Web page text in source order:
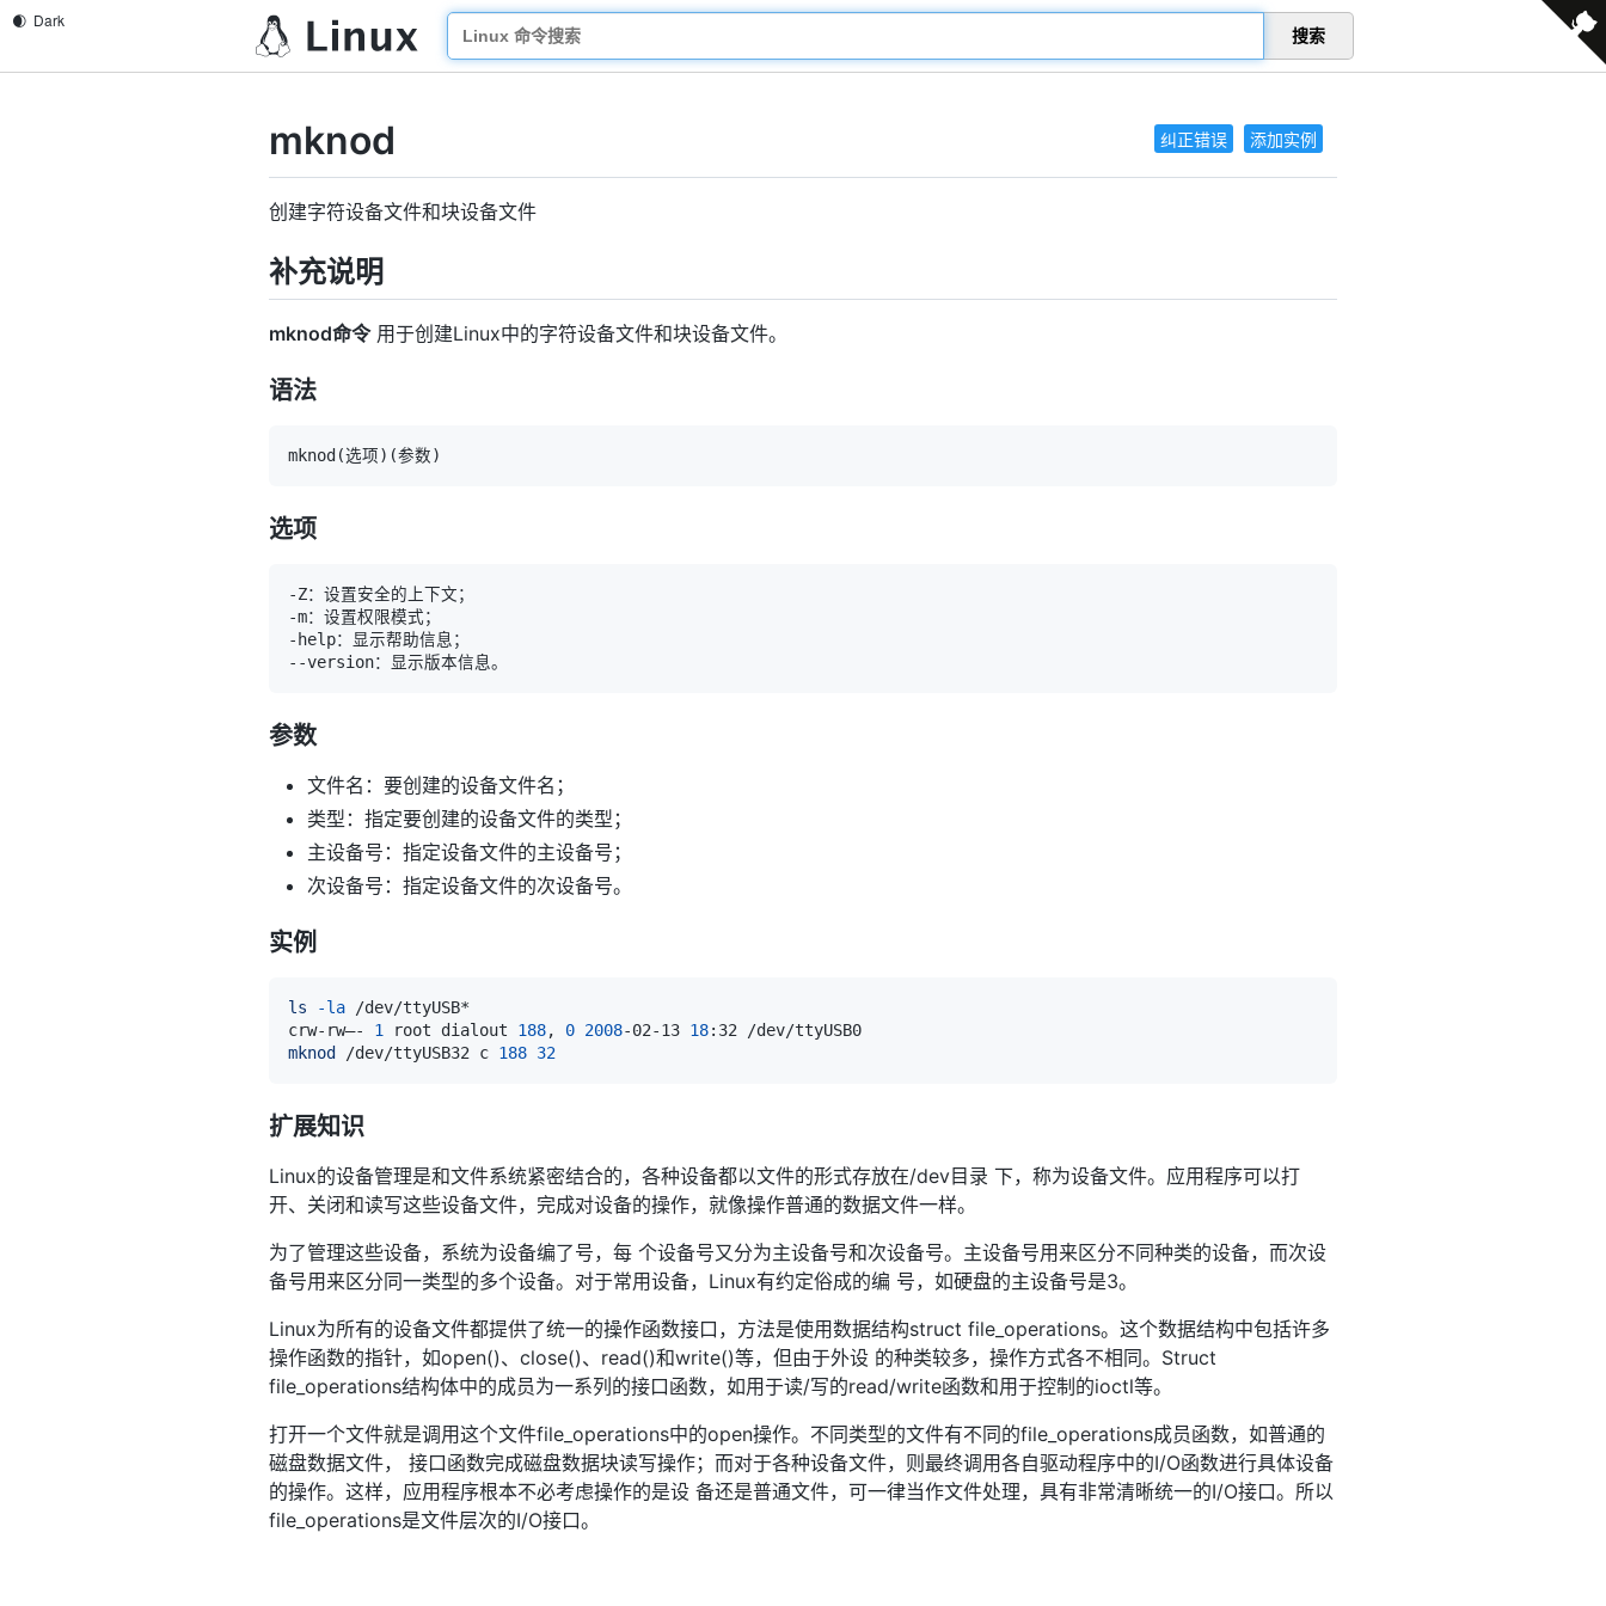
搜索
纠正错误 添加实例
mknod
创建字符设备文件和块设备文件
补充说明
mknod命令用于创建Linux中的字符设备文件和块设备文件。
语法
mknod (选项) (参数)
选项
参数
文件名：要创建的设备文件名；
类型：指定要创建的设备文件的类型；
主设备号：指定设备文件的主设备号；
次设备号：指定设备文件的次设备号。
实例
ls -la
crw-rw—- 1 root dialout 188, 0 2008-02-13 18
mknod
/dev/ttyUSB32 c 188 32
扩展知识
Linux的设备管理是和文件系统紧密结合的，各种设备都以文件的形式存放在/dev目录 下，称为设备文件。应用程序可以打
开、关闭和读写这些设备文件，完成对设备的操作，就像操作普通的数据文件一样。
为了管理这些设备，系统为设备编了号，每 个设备号又分为主设备号和次设备号。主设备号用来区分不同种类的设备，而次设
备号用来区分同一类型的多个设备。对于常用设备，Linux有约定俗成的编 号，如硬盘的主设备号是3。
Linux为所有的设备文件都提供了统一的操作函数接口，方法是使用数据结构struct file_operations。这个数据结构中包括许多
操作函数的指针，如open()、close()、read()和write()等，但由于外设 的种类较多，操作方式各不相同。Struct
file_operations结构体中的成员为一系列的接口函数，如用于读/写的read/write函数和用于控制的ioctl等。
打开一个文件就是调用这个文件file_operations中的open操作。不同类型的文件有不同的file_operations成员函数，如普通的
磁盘数据文件， 接口函数完成磁盘数据块读写操作；而对于各种设备文件，则最终调用各自驱动程序中的I/O函数进行具体设备
的操作。这样，应用程序根本不必考虑操作的是设 备还是普通文件，可一律当作文件处理，具有非常清晰统一的I/O接口。所以
file_operations是文件层次的I/O接口。